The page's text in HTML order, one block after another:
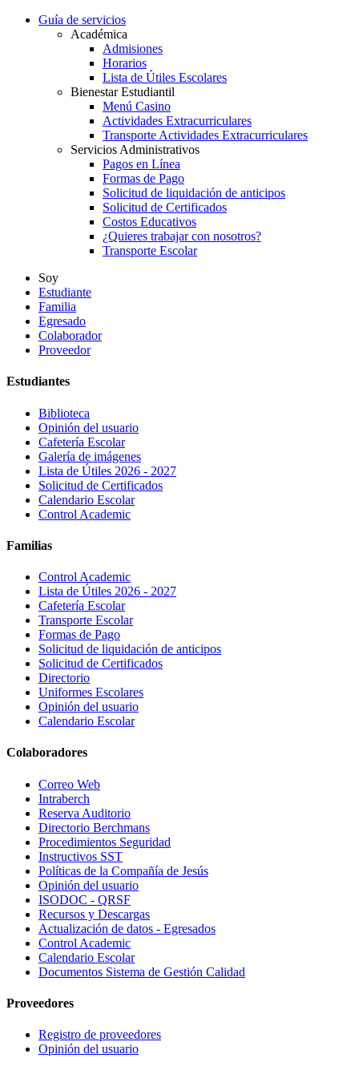
Guía de servicios
Académica
Admisiones
Horarios
Lista de Útiles Escolares
Bienestar Estudiantil
Menú Casino
Actividades Extracurriculares
Transporte Actividades Extracurriculares
Servicios Administrativos
Pagos en Línea
Formas de Pago
Solicitud de liquidación de anticipos
Solicitud de Certificados
Costos Educativos
¿Quieres trabajar con nosotros?
Transporte Escolar
Soy
Estudiante
Familia
Egresado
Colaborador
Proveedor
Estudiantes
Biblioteca
Opinión del usuario
Cafetería Escolar
Galería de imágenes
Lista de Útiles 2026 - 2027
Solicitud de Certificados
Calendario Escolar
Control Academic
Familias
Control Academic
Lista de Útiles 2026 - 2027
Cafetería Escolar
Transporte Escolar
Formas de Pago
Solicitud de liquidación de anticipos
Solicitud de Certificados
Directorio
Uniformes Escolares
Opinión del usuario
Calendario Escolar
Colaboradores
Correo Web
Intraberch
Reserva Auditorio
Directorio Berchmans
Procedimientos Seguridad
Instructivos SST
Políticas de la Compañía de Jesús
Opinión del usuario
ISODOC - QRSF
Recursos y Descargas
Actualización de datos - Egresados
Control Academic
Calendario Escolar
Documentos Sistema de Gestión Calidad
Proveedores
Registro de proveedores
Opinión del usuario